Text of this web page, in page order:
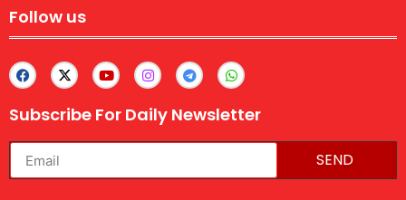
Follow us
Subscribe For Daily Newsletter
SEND